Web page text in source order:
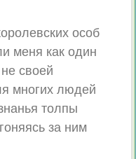
особ
меня как один
своей
многих людей
толпы
за ним